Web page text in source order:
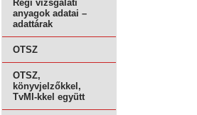
Régi vizsgálati
anyagok adatai –
adattárak
OTSZ
OTSZ,
könyvjelzőkkel,
TvMI-kkel együtt